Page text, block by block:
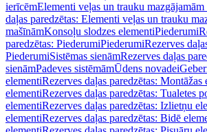
ierīcēmElementi veļas un trauku mazgājamām
daļas paredzētas: Elementi veļas un trauku
mašīnāmKonsoļu slodzes elementiPiederumi
paredzētas: PiederumiPiederumiRezerves
PiederumiSistēmas sienāmRezerves daļas
sienāmPadeves sistēmāmŪdens novadei
elementiRezerves daļas paredzētas: Montāžas
elementiRezerves daļas paredzētas: Tualetes
elementiRezerves daļas paredzētas: Izlietņu
elementiRezerves daļas paredzētas: Bidē